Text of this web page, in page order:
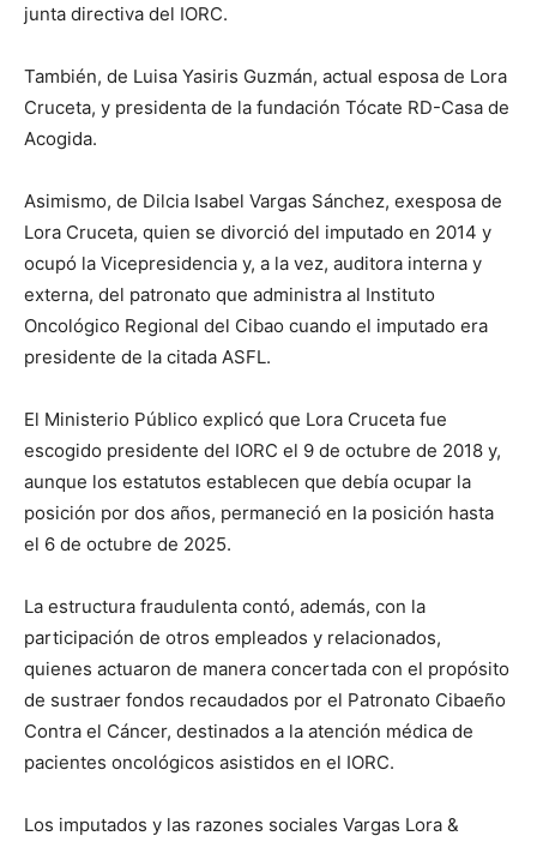
junta directiva del IORC.
También, de Luisa Yasiris Guzmán, actual esposa de Lora
Cruceta, y presidenta de la fundación Tócate RD-Casa de
Acogida.
Asimismo, de Dilcia Isabel Vargas Sánchez, exesposa de
Lora Cruceta, quien se divorció del imputado en 2014 y
ocupó la Vicepresidencia y, a la vez, auditora interna y
externa, del patronato que administra al Instituto
Oncológico Regional del Cibao cuando el imputado era
presidente de la citada ASFL.
El Ministerio Público explicó que Lora Cruceta fue
escogido presidente del IORC el 9 de octubre de 2018 y,
aunque los estatutos establecen que debía ocupar la
posición por dos años, permaneció en la posición hasta
el 6 de octubre de 2025.
La estructura fraudulenta contó, además, con la
participación de otros empleados y relacionados,
quienes actuaron de manera concertada con el propósito
de sustraer fondos recaudados por el Patronato Cibaeño
Contra el Cáncer, destinados a la atención médica de
pacientes oncológicos asistidos en el IORC.
Los imputados y las razones sociales Vargas Lora &